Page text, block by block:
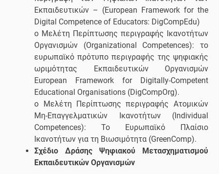
Εκπαιδευτικών – (European Framework for the
Digital Competence of Educators: DigCompEdu)
o Μελέτη Περίπτωσης περιγραφής Ικανοτήτων
Οργανισμών (Organizational Competences): το
ευρωπαϊκό πρότυπο περιγραφής της ψηφιακής
ωριμότητας Εκπαιδευτικών Οργανισμών
European Framework for Digitally-Competent
Educational Organisations (DigCompOrg).
o Μελέτη Περίπτωσης περιγραφής Ατομικών
Μη-Επαγγελματικών Ικανοτήτων (Individual
Competences): Το Ευρωπαϊκό Πλαίσιο
Ικανοτήτων για τη Βιωσιμότητα (GreenComp).
Σχέδιο Δράσης Ψηφιακού Μετασχηματισμού
Εκπαιδευτικών Οργανισμών